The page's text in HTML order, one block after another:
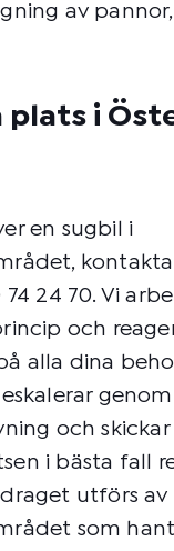
av pannor,
plats i
en sugbil i
24 70. Vi
och
alla dina
genom
och skickar
i bästa fall
utförs av
som